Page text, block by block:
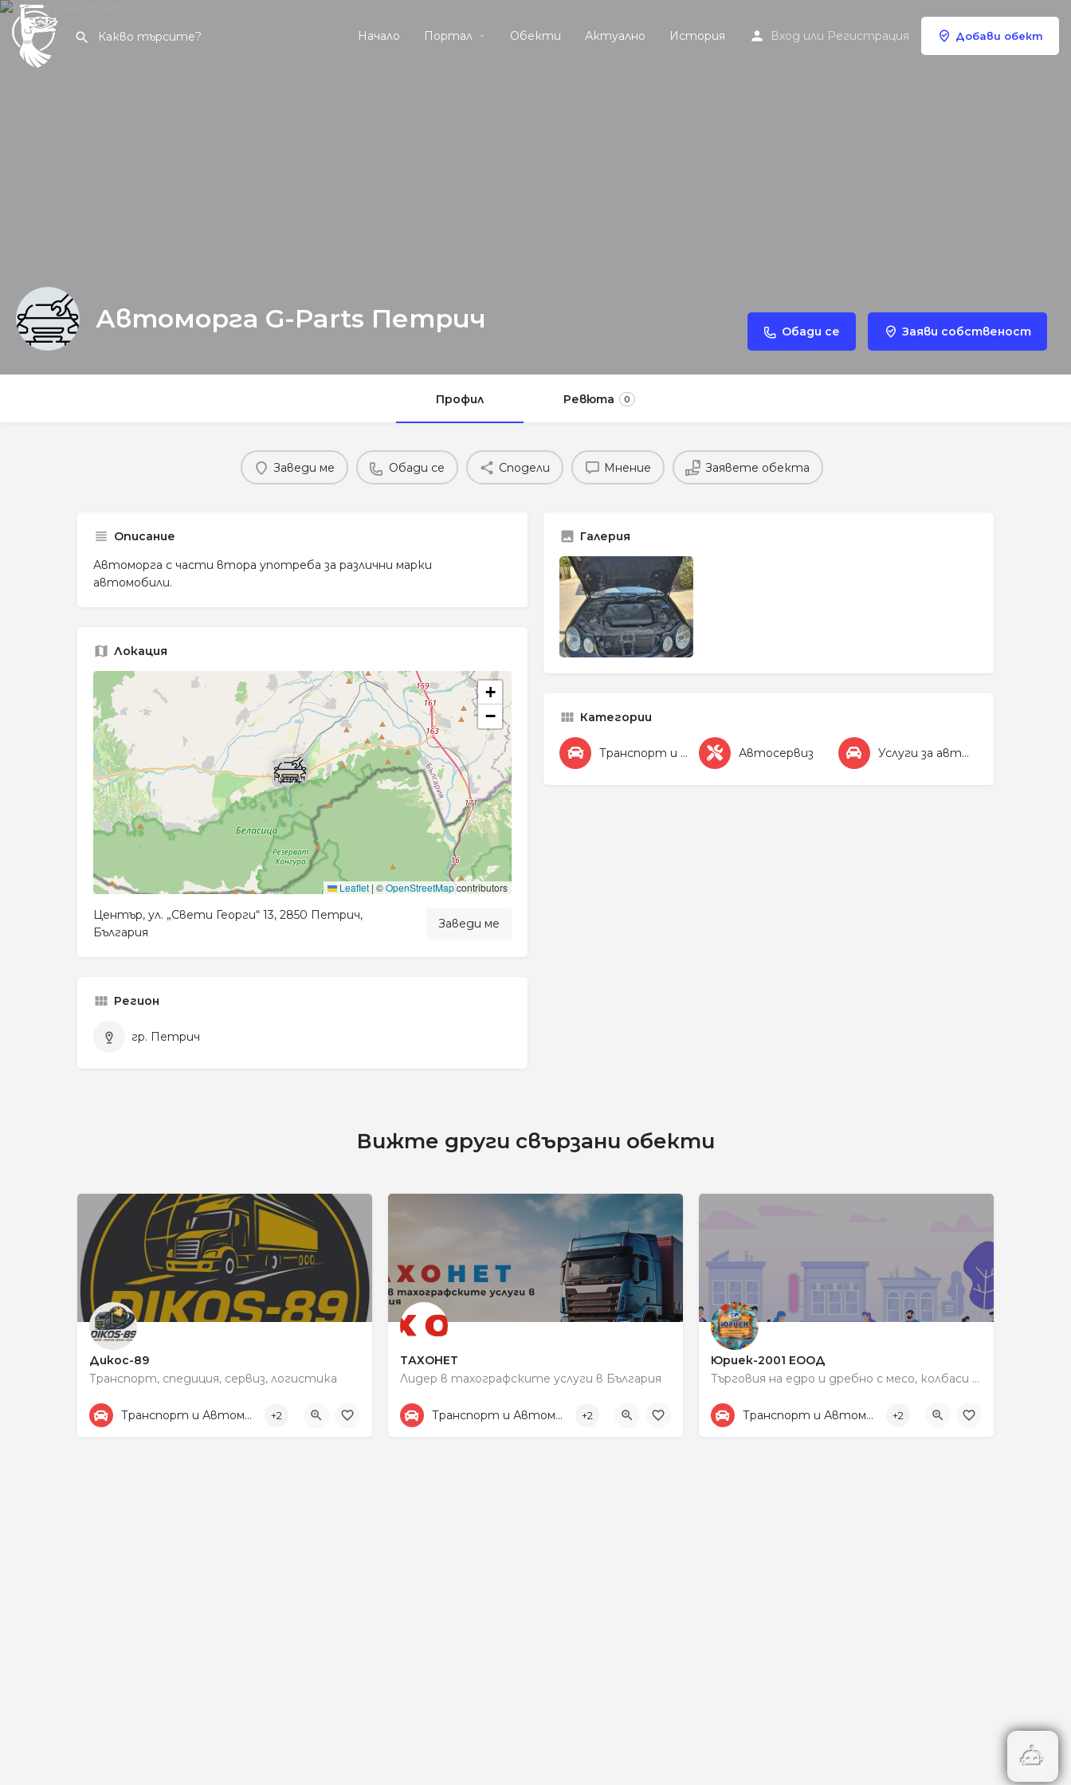
Начало Портал Обекти Актуално История Вход или Регистрация Добави обект
Автоморга G-Parts Петрич Обади се Заяви собственост
Профил Ревюта 0
Заведи ме Обади се Сподели Мнение Заявете обекта
Описание
Автоморга с части втора употреба за различни марки
автомобили.
Локация
+
−
Leaflet | ©OpenStreetMapcontributors
Център, ул. „Свети Георги“ 13, 2850 Петрич,
България
Заведи ме
Регион
гр. Петрич
Галерия
Категории
Транспорт и Автомобили Автосервиз Услуги за автомобила
Вижте други свързани обекти
Дикос-89
Транспорт, спедиция, сервиз, логистика
+359878525440
Транспорт и Автомобили +2
ТАХОНЕТ
Лидер в тахографските услуги в България
+359887313805
Транспорт и Автомобили +2
Юриек-2001 ЕООД
Търговия на едро и дребно с месо, колбаси и млечни продукти
+359 87 833 3335
Транспорт и Автомобили +2